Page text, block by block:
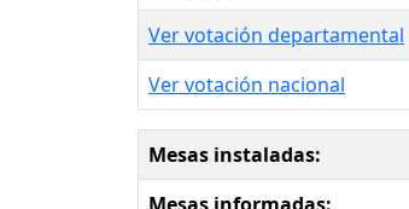
Ver votación departamental
Ver votación nacional
Mesas instaladas: